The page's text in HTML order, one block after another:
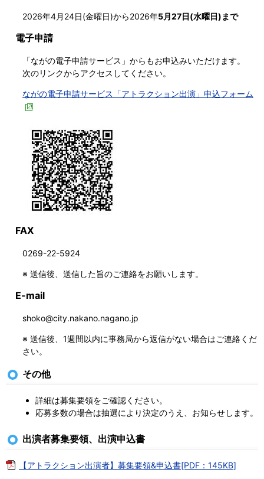
2026年4月24日(金曜日)から2026年5月27日(水曜日)まで
電子申請
「ながの電子申請サービス」からもお申込みいただけます。
次のリンクからアクセスしてください。
ながの電子申請サービス「アトラクション出演」申込フォーム
FAX
0269-22-5924
※ 送信後、送信した旨のご連絡をお願いします。
E-mail
shoko@city.nakano.nagano.jp
※ 送信後、1週間以内に事務局から返信がない場合はご連絡くだ
さい。
その他
詳細は募集要領をご確認ください。
応募多数の場合は抽選により決定のうえ、お知らせします。
出演者募集要領、出演申込書
【アトラクション出演者】募集要領&申込書[PDF：145KB]